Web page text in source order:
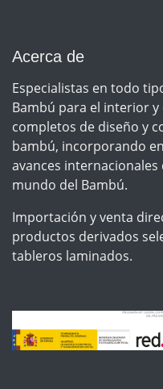
Acerca de
Especialistas en todo
Bambú para el interior
completos de diseño y
bambú, incorporando
avances internacionales
mundo del Bambú.
Importación y venta
productos derivados
tableros laminados.